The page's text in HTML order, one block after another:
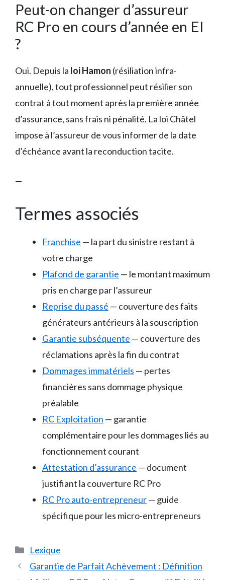
Peut-on changer d’assureur
RC Pro en cours d’année en EI
?
Oui. Depuis la loi Hamon (résiliation infra-
annuelle), tout professionnel peut résilier son
contrat à tout moment après la première année
d’assurance, sans frais ni pénalité. La loi Châtel
impose à l’assureur de vous informer de la date
d’échéance avant la reconduction tacite.
—
Termes associés
Franchise — la part du sinistre restant à
votre charge
Plafond de garantie — le montant maximum
pris en charge par l’assureur
Reprise du passé — couverture des faits
générateurs antérieurs à la souscription
Garantie subséquente — couverture des
réclamations après la fin du contrat
Dommages immatériels — pertes
financières sans dommage physique
préalable
RC Exploitation — garantie
complémentaire pour les dommages liés au
fonctionnement courant
Attestation d’assurance — document
justifiant la couverture RC Pro
RC Pro auto-entrepreneur— guide
spécifique pour les micro-entrepreneurs
Catégories
Lexique
Garantie de Parfait Achèvement : Définition